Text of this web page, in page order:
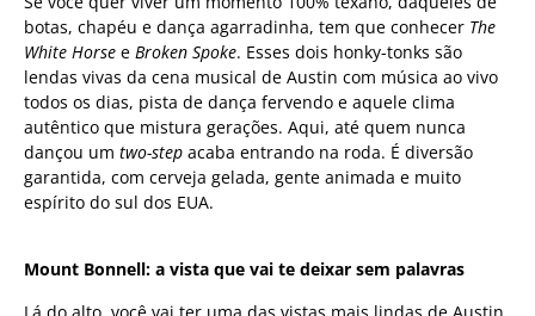
botas, chapéu e dança agarradinha, tem que conhecer The
White Horse e Broken Spoke. Esses dois honky-tonks são
lendas vivas da cena musical de Austin com música ao vivo
todos os dias, pista de dança fervendo e aquele clima
autêntico que mistura gerações. Aqui, até quem nunca
dançou um two-step acaba entrando na roda. É diversão
garantida, com cerveja gelada, gente animada e muito
espírito do sul dos EUA.
Mount Bonnell: a vista que vai te deixar sem palavras